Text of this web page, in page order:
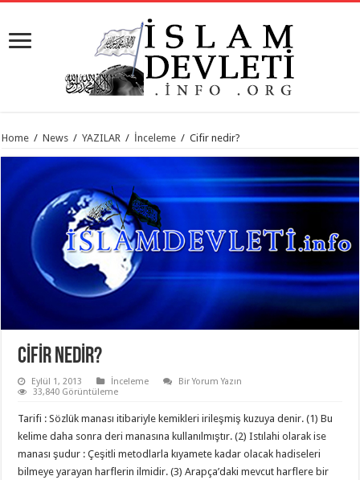
Home / News / YAZILAR / İnceleme / Cifir nedir?
CIFIR NEDIR?
Eylül 1, 2013 İnceleme
Bir Yorum Yazın
33,840 Görüntüleme
Tarifi : Sözlük manası itibariyle kemikleri irileşmiş kuzuya denir. (1) Bu
kelime daha sonra deri manasına kullanılmıştır. (2) Istılahi olarak ise
manası şudur : Çeşitli metodlarla kıyamete kadar olacak hadiseleri
bilmeye yarayan harflerin ilmidir. (3) Arapça’daki mevcut harflere bir